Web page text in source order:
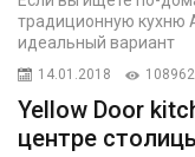
традиционную кухню
идеальный вариант
14.01.2018 108962
Yellow Door
центре